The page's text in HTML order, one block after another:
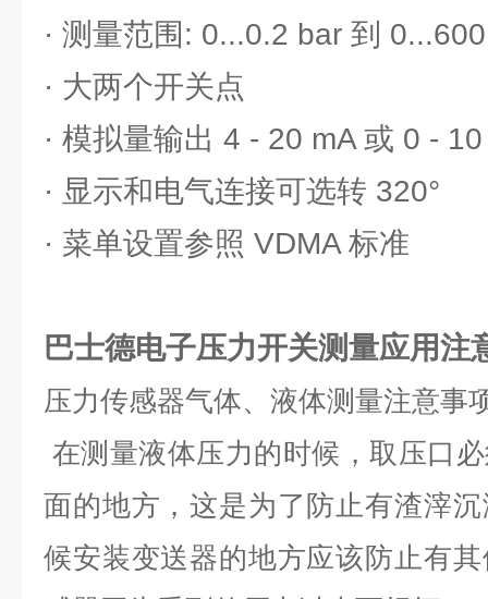
· 测量范围: 0...0.2 bar 到
· 大两个开关点
· 模拟量输出 4 - 20 mA 或 0 -
· 显示和电气连接可选转 320°
· 菜单设置参照 VDMA 标准
巴士德电子压力开关测量应用注
压力传感器气体、液体测量注意事
在测量液体压力的时候，取压口
面的地方，这是为了防止有渣滓
候安装变送器的地方应该防止有